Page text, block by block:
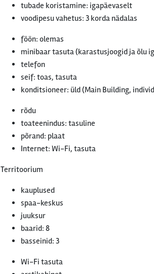
tubade koristamine: igapäevaselt
voodipesu vahetus: 3 korda nädalas
föön: olemas
minibaar tasuta (karastusjoogid ja õlu
telefon
seif: toas, tasuta
konditsioneer: üld (Main Building,
rõdu
toateenindus: tasuline
põrand: plaat
Internet: Wi-Fi, tasuta
Territoorium
kauplused
spaa-keskus
juuksur
baarid: 8
basseinid: 3
Wi-Fi tasuta